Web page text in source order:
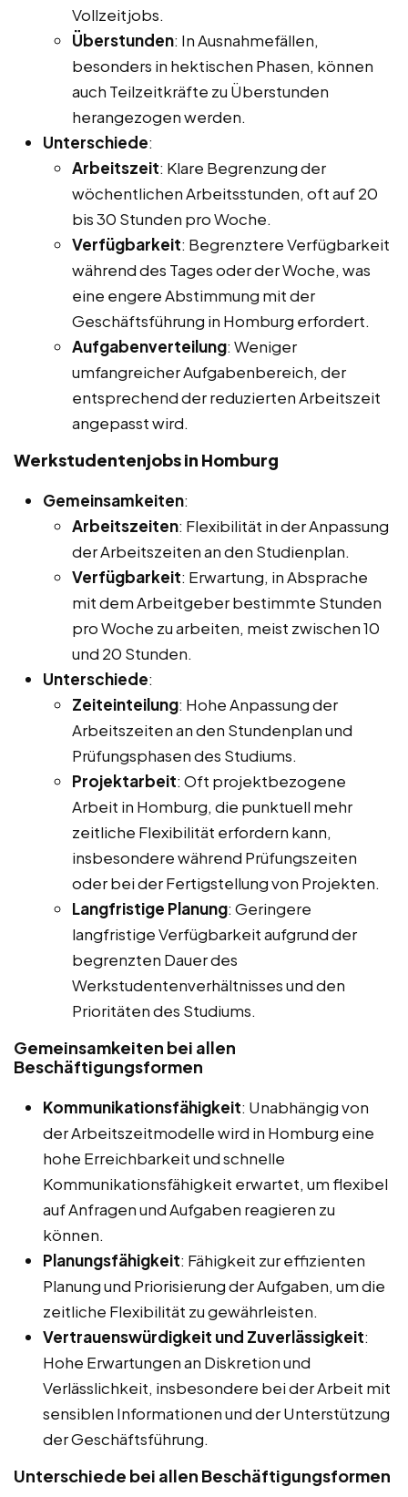
Vollzeitjobs.
Überstunden: In Ausnahmefällen,
besonders in hektischen Phasen, können
auch Teilzeitkräfte zu Überstunden
herangezogen werden.
Unterschiede:
Arbeitszeit: Klare Begrenzung der
wöchentlichen Arbeitsstunden, oft auf 20
bis 30 Stunden pro Woche.
Verfügbarkeit: Begrenztere Verfügbarkeit
während des Tages oder der Woche, was
eine engere Abstimmung mit der
Geschäftsführung in Homburg erfordert.
Aufgabenverteilung: Weniger
umfangreicher Aufgabenbereich, der
entsprechend der reduzierten Arbeitszeit
angepasst wird.
Werkstudentenjobs in Homburg
Gemeinsamkeiten:
Arbeitszeiten: Flexibilität in der Anpassung
der Arbeitszeiten an den Studienplan.
Verfügbarkeit: Erwartung, in Absprache
mit dem Arbeitgeber bestimmte Stunden
pro Woche zu arbeiten, meist zwischen 10
und 20 Stunden.
Unterschiede:
Zeiteinteilung: Hohe Anpassung der
Arbeitszeiten an den Stundenplan und
Prüfungsphasen des Studiums.
Projektarbeit: Oft projektbezogene
Arbeit in Homburg, die punktuell mehr
zeitliche Flexibilität erfordern kann,
insbesondere während Prüfungszeiten
oder bei der Fertigstellung von Projekten.
Langfristige Planung: Geringere
langfristige Verfügbarkeit aufgrund der
begrenzten Dauer des
Werkstudentenverhältnisses und den
Prioritäten des Studiums.
Gemeinsamkeiten bei allen
Beschäftigungsformen
Kommunikationsfähigkeit: Unabhängig von
der Arbeitszeitmodelle wird in Homburg eine
hohe Erreichbarkeit und schnelle
Kommunikationsfähigkeit erwartet, um flexibel
auf Anfragen und Aufgaben reagieren zu
können.
Planungsfähigkeit: Fähigkeit zur effizienten
Planung und Priorisierung der Aufgaben, um die
zeitliche Flexibilität zu gewährleisten.
Vertrauenswürdigkeit und Zuverlässigkeit:
Hohe Erwartungen an Diskretion und
Verlässlichkeit, insbesondere bei der Arbeit mit
sensiblen Informationen und der Unterstützung
der Geschäftsführung.
Unterschiede bei allen Beschäftigungsformen